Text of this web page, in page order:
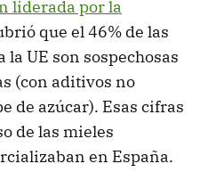
liderada por la
que el 46% de las
UE son sospechosas
(con aditivos no
de azúcar). Esas cifras
de las mieles
en España.